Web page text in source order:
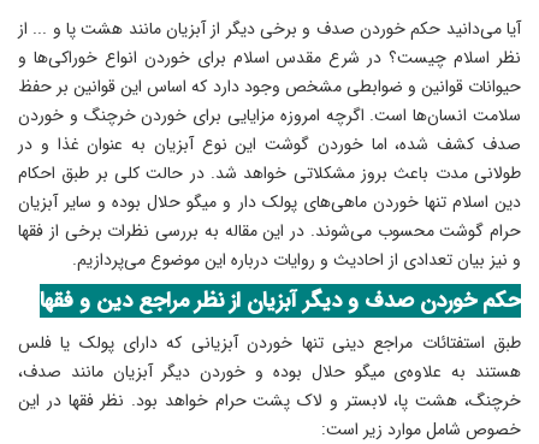
آیا می‌دانید حکم خوردن صدف و برخی دیگر از آبزیان مانند هشت پا و ... از
نظر اسلام چیست؟ در شرع مقدس اسلام برای خوردن انواع خوراکی‌ها و
حیوانات قوانین و ضوابطی مشخص وجود دارد که اساس این قوانین بر حفظ
سلامت انسان‌ها است. اگرچه امروزه مزایایی برای خوردن خرچنگ و خوردن
صدف کشف شده، اما خوردن گوشت این نوع آبزیان به عنوان غذا و در
طولانی مدت باعث بروز مشکلاتی خواهد شد. در حالت کلی بر طبق احکام
دین اسلام تنها خوردن ماهی‌های پولک دار و میگو حلال بوده و سایر آبزیان
حرام گوشت محسوب می‌شوند. در این مقاله به بررسی نظرات برخی از فقها
و نیز بیان تعدادی از احادیث و روایات درباره این موضوع می‌پردازیم.
حکم خوردن صدف و دیگر آبزیان از نظر مراجع دین و فقها
طبق استفتائات مراجع دینی تنها خوردن آبزیانی که دارای پولک یا فلس
هستند به علاوه‌ی میگو حلال بوده و خوردن دیگر آبزیان مانند صدف،
خرچنگ، هشت پا، لابستر و لاک پشت حرام خواهد بود. نظر فقها در این
خصوص شامل موارد زیر است: